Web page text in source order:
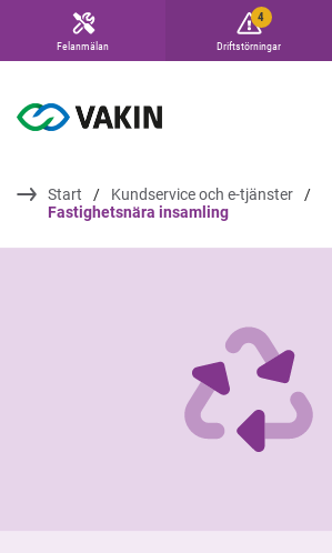
Felanmälan
4
Driftstörningar
Start
Kundservice och e-tjänster
Fastighetsnära insamling